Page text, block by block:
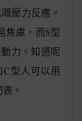
壓力反應。
焦慮，而S型
力。知道呢
型人可以用
。